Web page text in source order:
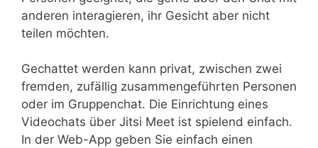
anderen interagieren, ihr Gesicht aber nicht
teilen möchten.
Gechattet werden kann privat, zwischen zwei
fremden, zufällig zusammengeführten Personen
oder im Gruppenchat. Die Einrichtung eines
Videochats über Jitsi Meet ist spielend einfach.
In der Web-App geben Sie einfach einen